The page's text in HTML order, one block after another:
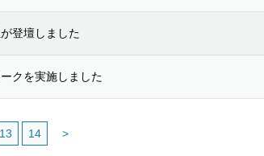
登壇しました
クを実施しました
13 14 >